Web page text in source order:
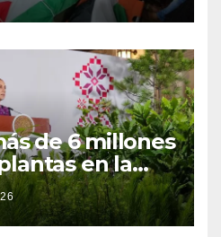
de 6 millones
en la
de
2026